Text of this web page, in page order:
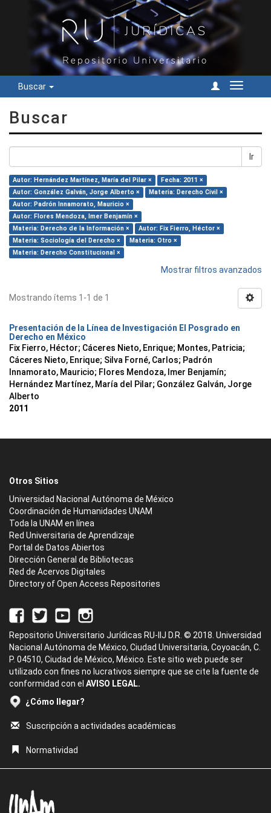
Buscar
Cambiar
Buscar
Ir
Autor: Hernández Martínez, María del Pilar ×
Fecha: 2011 ×
Autor: González Galván, Jorge Alberto ×
Materia: Derecho Civil ×
Autor: Padrón Innamorato, Mauricio ×
Autor: Flores Mendoza, Imer Benjamín ×
Materia: Derecho de la Información ×
Autor: Fix Fierro, Héctor ×
Materia: Sociología del Derecho ×
Materia: Otro ×
Materia: Derecho Constitucional ×
Mostrar filtros avanzados
Mostrando ítems 1-1 de 1
Presentación de la Línea de Investigación El Posgrado en
Derecho en México
Fix Fierro, Héctor; Cáceres Nieto, Enrique; Montes, Patricia;
Cáceres Nieto, Enrique; Silva Forné, Carlos; Padrón
Innamorato, Mauricio; Flores Mendoza, Imer Benjamín;
Hernández Martínez, María del Pilar; González Galván, Jorge
Alberto
2011
Otros Sitios
Universidad Nacional Autónoma de México
Coordinación de Humanidades UNAM
Toda la UNAM en línea
Red Universitaria de Aprendizaje
Portal de Datos Abiertos
Dirección General de Bibliotecas
Red de Acervos Digitales
Directory of Open Access Repositories
Repositorio Universitario Jurídicas RU-IIJ D.R. © 2018. Universidad
Nacional Autónoma de México, Ciudad Universitaria, Coyoacán, C.
P. 04510, Ciudad de México, México. Este sitio web puede ser
utilizado con fines no lucrativos siempre que se cite la fuente de
conformidad con el AVISO LEGAL.
¿Cómo llegar?
Suscripción a actividades académicas
Normatividad